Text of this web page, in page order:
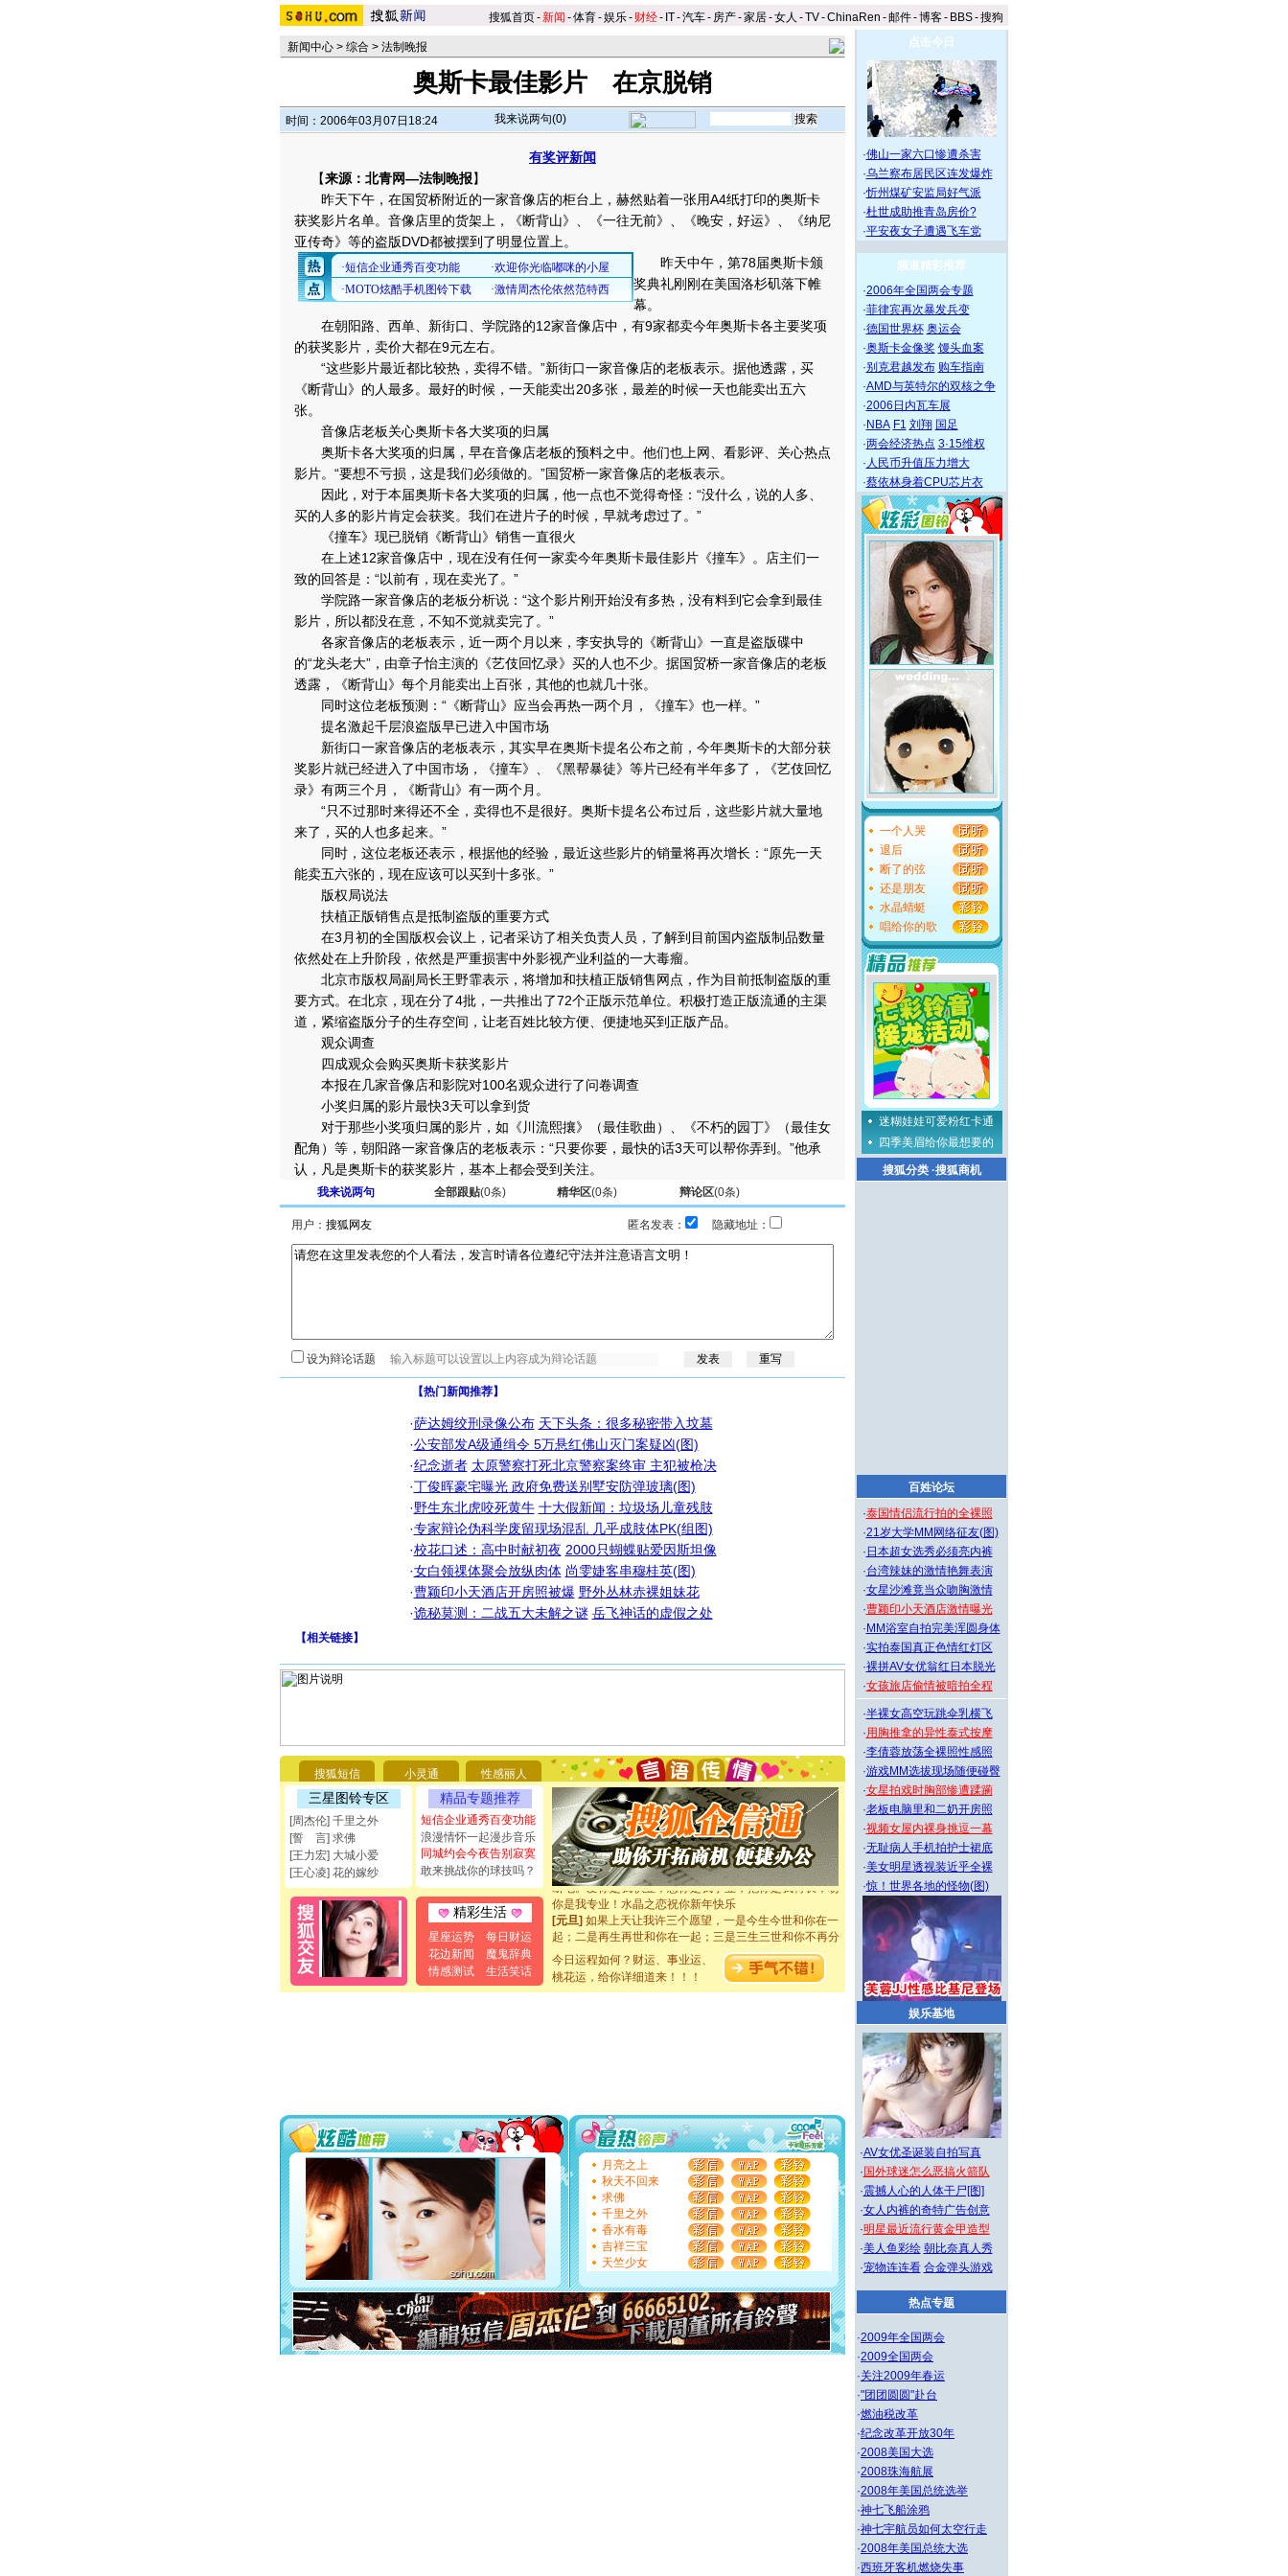
搜狐首页-新闻 -体育-娱乐- 财经- IT-汽车- 房产-家居-女人 -TV-ChinaRen -邮件-博客- BBS-搜狗
新闻中心 > 综合 > 法制晚报
奥斯卡最佳影片 在京脱销
时间：2006年03月07日18:24 我来说两句(0)
有奖评新闻
【来源：北青网—法制晚报】
昨天下午，在国贸桥附近的一家音像店的柜台上，赫然贴着一张用A4纸打印的奥斯卡
获奖影片名单。音像店里的货架上，《断背山》、《一往无前》、《晚安，好运》、《纳尼
亚传奇》等的盗版DVD都被摆到了明显位置上。
昨天中午，第78届奥斯卡颁
奖典礼刚刚在美国洛杉矶落下帷
幕。
在朝阳路、西单、新街口、学院路的12家音像店中，有9家都卖今年奥斯卡各主要奖项
的获奖影片，卖价大都在9元左右。
“这些影片最近都比较热，卖得不错。”新街口一家音像店的老板表示。据他透露，买
《断背山》的人最多。最好的时候，一天能卖出20多张，最差的时候一天也能卖出五六
张。
音像店老板关心奥斯卡各大奖项的归属
奥斯卡各大奖项的归属，早在音像店老板的预料之中。他们也上网、看影评、关心热点
影片。“要想不亏损，这是我们必须做的。”国贸桥一家音像店的老板表示。
因此，对于本届奥斯卡各大奖项的归属，他一点也不觉得奇怪：“没什么，说的人多、
买的人多的影片肯定会获奖。我们在进片子的时候，早就考虑过了。”
《撞车》现已脱销《断背山》销售一直很火
在上述12家音像店中，现在没有任何一家卖今年奥斯卡最佳影片《撞车》。店主们一
致的回答是：“以前有，现在卖光了。”
学院路一家音像店的老板分析说：“这个影片刚开始没有多热，没有料到它会拿到最佳
影片，所以都没在意，不知不觉就卖完了。”
各家音像店的老板表示，近一两个月以来，李安执导的《断背山》一直是盗版碟中
的“龙头老大”，由章子怡主演的《艺伎回忆录》买的人也不少。据国贸桥一家音像店的老板
透露，《断背山》每个月能卖出上百张，其他的也就几十张。
同时这位老板预测：“《断背山》应当会再热一两个月，《撞车》也一样。”
提名激起千层浪盗版早已进入中国市场
新街口一家音像店的老板表示，其实早在奥斯卡提名公布之前，今年奥斯卡的大部分获
奖影片就已经进入了中国市场，《撞车》、《黑帮暴徒》等片已经有半年多了，《艺伎回忆
录》有两三个月，《断背山》有一两个月。
“只不过那时来得还不全，卖得也不是很好。奥斯卡提名公布过后，这些影片就大量地
来了，买的人也多起来。”
同时，这位老板还表示，根据他的经验，最近这些影片的销量将再次增长：“原先一天
能卖五六张的，现在应该可以买到十多张。”
版权局说法
扶植正版销售点是抵制盗版的重要方式
在3月初的全国版权会议上，记者采访了相关负责人员，了解到目前国内盗版制品数量
依然处在上升阶段，依然是严重损害中外影视产业利益的一大毒瘤。
北京市版权局副局长王野霏表示，将增加和扶植正版销售网点，作为目前抵制盗版的重
要方式。在北京，现在分了4批，一共推出了72个正版示范单位。积极打造正版流通的主渠
道，紧缩盗版分子的生存空间，让老百姓比较方便、便捷地买到正版产品。
观众调查
四成观众会购买奥斯卡获奖影片
本报在几家音像店和影院对100名观众进行了问卷调查
小奖归属的影片最快3天可以拿到货
对于那些小奖项归属的影片，如《川流熙攘》（最佳歌曲）、《不朽的园丁》（最佳女
配角）等，朝阳路一家音像店的老板表示：“只要你要，最快的话3天可以帮你弄到。”他承
认，凡是奥斯卡的获奖影片，基本上都会受到关注。
我来说两句 全部跟贴(0条) 精华区(0条) 辩论区(0条)
用户： 匿名发表： 隐藏地址：
设为辩论话题
【热门新闻推荐】
·萨达姆绞刑录像公布 天下头条：很多秘密带入坟墓
·公安部发A级通缉令 5万悬红佛山灭门案疑凶(图)
·纪念逝者 太原警察打死北京警察案终审 主犯被枪决
·丁俊晖豪宅曝光 政府免费送别墅安防弹玻璃(图)
·野生东北虎咬死黄牛 十大假新闻：垃圾场儿童残肢
·专家辩论伪科学废留现场混乱 几乎成肢体PK(组图)
·校花口述：高中时献初夜 2000只蝴蝶贴爱因斯坦像
·女白领祼体聚会放纵肉体 尚雯婕客串穆桂英(图)
·曹颖印小天酒店开房照被爆 野外丛林赤裸姐妹花
·诡秘莫测：二战五大未解之谜 岳飞神话的虚假之处
【相关链接】
搜狐短信 小灵通 性感丽人
三星图铃专区
[周杰伦] 千里之外
[誓 言] 求佛
[王力宏] 大城小爱
[王心凌] 花的嫁纱
精品专题推荐
短信企业通秀百变功能
浪漫情怀一起漫步音乐
同城约会今夜告别寂寞
敢来挑战你的球技吗？
精彩生活
星座运势
每日财运
花边新闻
魔鬼辞典
情感测试
生活笑话
你太多，只有给你五千万：千万快乐！千万要健康！千万
要平安！千万要知足！千万不要忘记我！
[圣诞节]不只这样的日子才会想起你,而是这样的日子才
能正大光明地骚扰你,告诉你,圣诞要快乐!新年要快乐!天天
都要快乐噢!
[圣诞节]奉上一颗祝福的心,在这个特别的日子里,愿幸福,
如意,快乐,鲜花,一切美好的祝愿与你同在.圣诞快乐!
[元旦]看到你我会触电；看不到你我要充电；没有你我会
断电。爱你是我职业，想你是我事业，抱你是我特长，吻
你是我专业！水晶之恋祝你新年快乐
[元旦]如果上天让我许三个愿望，一是今生今世和你在一
起；二是再生再世和你在一起；三是三生三世和你不再分
离。水晶之恋祝你新年快乐
[元旦]当我狠下心扭头离去那一刻，你在我身后无助地哭
泣，这痛楚让我明白我多么爱你。我转身抱住你：这猪不
卖了。水晶之恋祝你新年快乐。
你太多，只有给你五千万：千万快乐！千万要健康！千万
要平安！千万要知足！千万不要忘记我！
[圣诞节]不只这样的日子才会想起你,而是这样的日子才
能正大光明地骚扰你,告诉你,圣诞要快乐!新年要快乐!天天
都要快乐噢!
[圣诞节]
奉上一颗祝福的心,在这个特别的日子里,愿幸福,
如意,快乐,鲜花,一切美好的祝愿与你同在.圣诞快乐!
[元旦]
看到你我会触电；看不到你我要充电；没有你我会
断电。爱你是我职业，想你是我事业，抱你是我特长，吻
你是我专业！水晶之恋祝你新年快乐
[元旦]如果上天让我许三个愿望，一是今生今世和你在一
起；二是再生再世和你在一起；三是三生三世和你不再分
离。水晶之恋祝你新年快乐
[元旦]当我狠下心扭头离去那一刻，你在我身后无助地哭
泣，这痛楚让我明白我多么爱你。我转身抱住你：这猪不
今日运程如何？财运、事业运、
桃花运，给你详细道来！！！
月亮之上
秋天不回来
求佛
千里之外
香水有毒
吉祥三宝
天竺少女
点击今日
·佛山一家六口惨遭杀害
·乌兰察布居民区连发爆炸
·忻州煤矿安监局好气派
·杜世成助推青岛房价?
·平安夜女子遭遇飞车党
频道精彩推荐
·2006年全国两会专题
·菲律宾再次暴发兵变
·德国世界杯 奥运会
·奥斯卡金像奖 馒头血案
·别克君越发布 购车指南
·AMD与英特尔的双核之争
·2006日内瓦车展
· NBA F1 刘翔 国足
·两会经济热点 3·15维权
· 人民币升值压力增大
·蔡依林身着CPU芯片衣
一个人哭
退后
断了的弦
还是朋友
水晶蜻蜓
唱给你的歌
迷糊娃娃可爱粉红卡通
四季美眉给你最想要的
搜狐分类·搜狐商机
百姓论坛
·泰国情侣流行拍的全裸照
·21岁大学MM网络征友(图)
· 日本超女选秀必须亮内裤
·台湾辣妹的激情艳舞表演
·女星沙滩竟当众吻胸激情
·曹颖印小天酒店激情曝光
· MM浴室自拍完美浑圆身体
·实拍泰国真正色情红灯区
·裸拼AV女优翁红日本脱光
·女孩旅店偷情被暗拍全程
·半裸女高空玩跳伞乳横飞
·用胸推拿的异性泰式按摩
·李倩蓉放荡全裸照性感照
·游戏MM选拔现场随便碰臀
·女星拍戏时胸部惨遭蹂躏
·老板电脑里和二奶开房照
·视频女屋内裸身挑逗一幕
·无耻病人手机拍护士裙底
·美女明星透视装近乎全裸
·惊！世界各地的怪物(图)
娱乐基地
·AV女优圣诞装自拍写真
· 国外球迷怎么恶搞火箭队
·震撼人心的人体干尸[图]
·女人内裤的奇特广告创意
·明星最近流行黄金甲造型
·美人鱼彩绘 朝比奈真人秀
·宠物连连看 合金弹头游戏
热点专题
·2009年全国两会
·2009全国两会
·关注2009年春运
·"团团圆圆"赴台
·燃油税改革
·纪念改革开放30年
·2008美国大选
·2008珠海航展
·2008年美国总统选举
·神七飞船涂鸦
·神七宇航员如何太空行走
·2008年美国总统大选
·西班牙客机燃烧失事